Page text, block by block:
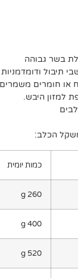
שחורות
מלאכותיים